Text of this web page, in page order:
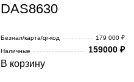
DAS8630
Безнал/карта/qr-код
179 000 ₽
Наличные
159000 ₽
В корзину